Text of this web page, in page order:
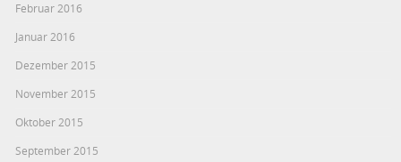
Februar 2016
Januar 2016
Dezember 2015
November 2015
Oktober 2015
September 2015